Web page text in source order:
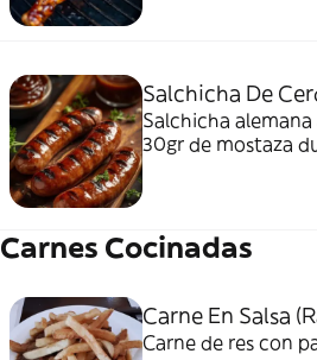
Salchicha De
Salchicha alemana ahumada
30gr
Carnes Cocinadas
Carne En Salsa
Carne de res con